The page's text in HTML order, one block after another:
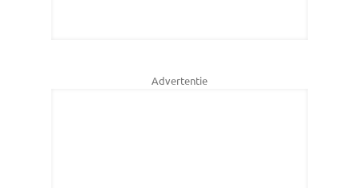
Advertentie